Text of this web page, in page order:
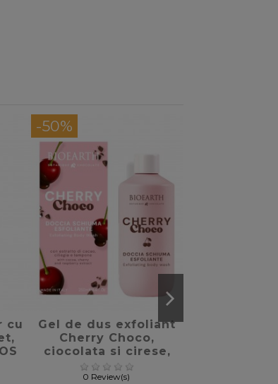
cu
-50%
favorite_border
Gel de dus exfoliant
Cherry Choco,
ciocolata si cirese,
Bioearth, 250ml
0 Review(s)